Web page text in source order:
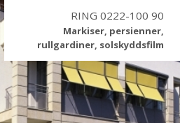
RING 0222-100 90
Markiser, persienner,
rullgardiner, solskyddsfilm